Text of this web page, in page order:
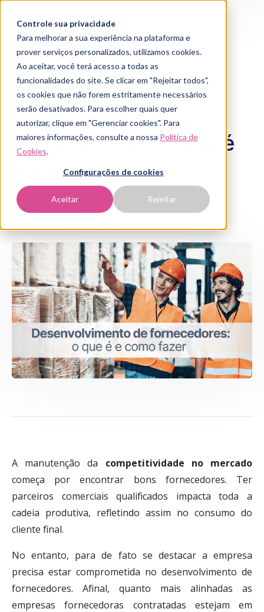
Controle sua privacidade
Para melhorar a sua experiência na plataforma e
prover serviços personalizados, utilizamos cookies.
Ao aceitar, você terá acesso a todas as
funcionalidades do site. Se clicar em "Rejeitar todos",
os cookies que não forem estritamente necessários
serão desativados. Para escolher quais quer
autorizar, clique em "Gerenciar cookies". Para
maiores informações, consulte a nossa Política de
Cookies.
Configurações de cookies
Aceitar Rejeitar
Desenvolvimento de
fornecedores: o que é
e como fazer
Time wehandle
A manutenção da competitividade no mercado
começa por encontrar bons fornecedores. Ter
parceiros comerciais qualificados impacta toda a
cadeia produtiva, refletindo assim no consumo do
cliente final.
No entanto, para de fato se destacar a empresa
precisa estar comprometida no desenvolvimento de
fornecedores. Afinal, quanto mais alinhadas as
empresas fornecedoras contratadas estejam em